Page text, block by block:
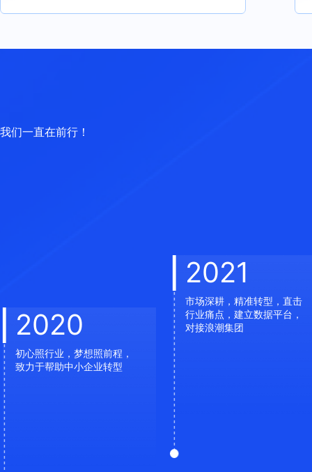
我们一直在前行！
2020
初心照行业，梦想照前程，
致力于帮助中小企业转型
2021
市场深耕，精准转型，直击
行业痛点，建立数据平台，
对接浪潮集团